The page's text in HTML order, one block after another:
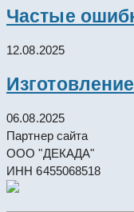
Частые
12.08.2025
06.08.2025
Партнер сайта
ООО "ДЕКАДА"
ИНН 6455068518